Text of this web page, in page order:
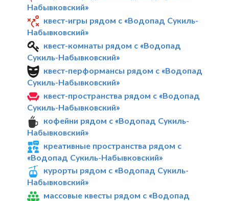
Набывковский»
квест-игры рядом с «Водопад Сукиль-
Набывковский»
квест-комнаты рядом с «Водопад
Сукиль-Набывковский»
квест-перформансы рядом с «Водопад
Сукиль-Набывковский»
квест-пространства рядом с «Водопад
Сукиль-Набывковский»
кофейни рядом с «Водопад Сукиль-
Набывковский»
креативные пространства рядом с
«Водопад Сукиль-Набывковский»
курорты рядом с «Водопад Сукиль-
Набывковский»
массовые квесты рядом с «Водопад